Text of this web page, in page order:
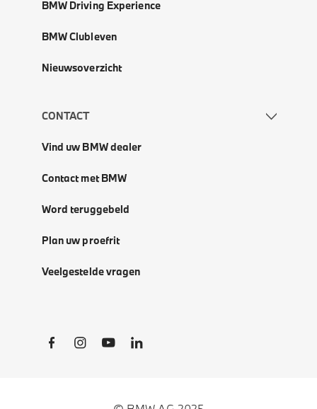
BMW Driving Experience
BMW Clubleven
Nieuwsoverzicht
CONTACT
Vind uw BMW dealer
Contact met BMW
Word teruggebeld
Plan uw proefrit
Veelgestelde vragen
Social Links